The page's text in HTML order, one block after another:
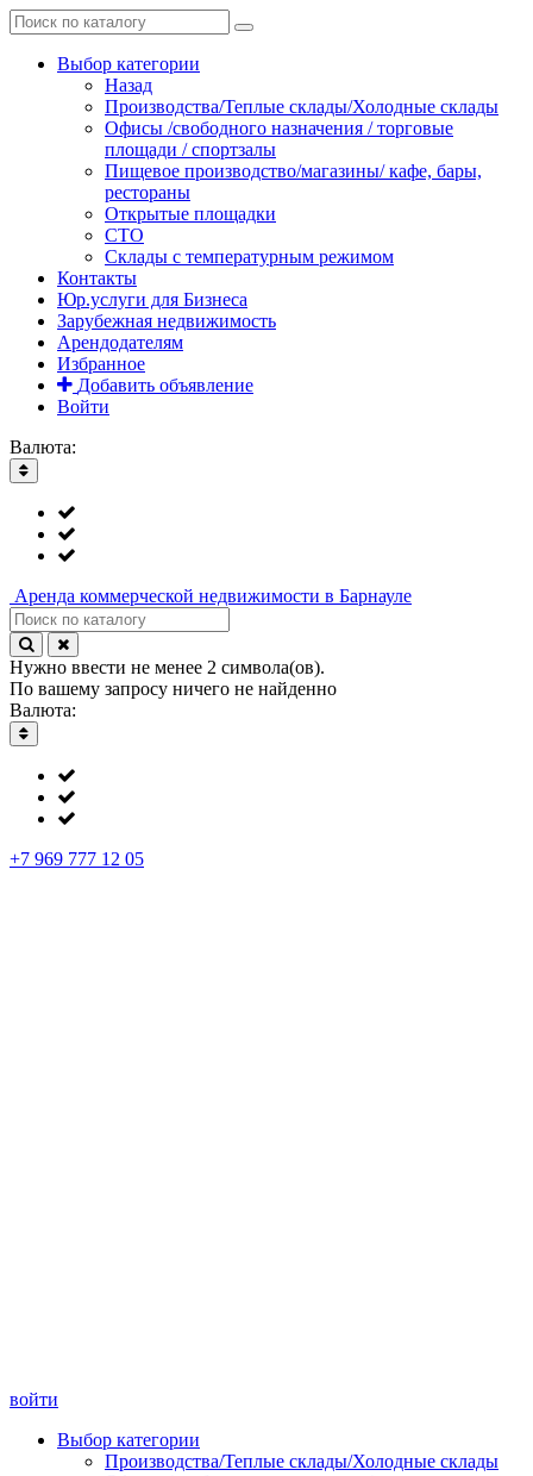
Выбор категории
Назад
Производства/Теплые склады/Холодные склады
Офисы /свободного назначения / торговые
площади / спортзалы
Пищевое производство/магазины/ кафе, бары,
рестораны
Открытые площадки
СТО
Склады с температурным режимом
Контакты
Юр.услуги для Бизнеса
Зарубежная недвижимость
Арендодателям
Избранное
Добавить объявление
Войти
Валюта:
Аренда коммерческой недвижимости в Барнауле
Нужно ввести не менее 2 символа(ов).
По вашему запросу ничего не найденно
Валюта:
+7 969 777 12 05
войти
Выбор категории
Производства/Теплые склады/Холодные склады